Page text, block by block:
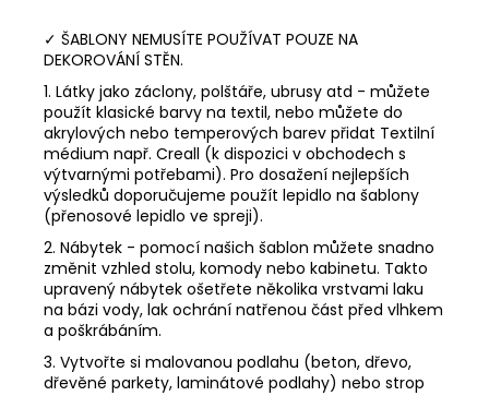
✓ ŠABLONY NEMUSÍTE POUŽÍVAT POUZE NA
DEKOROVÁNÍ STĚN.
1. Látky jako záclony, polštáře, ubrusy atd - můžete
použít klasické barvy na textil, nebo můžete do
akrylových nebo temperových barev přidat Textilní
médium např. Creall (k dispozici v obchodech s
výtvarnými potřebami). Pro dosažení nejlepších
výsledků doporučujeme použít lepidlo na šablony
(přenosové lepidlo ve spreji).
2. Nábytek - pomocí našich šablon můžete snadno
změnit vzhled stolu, komody nebo kabinetu. Takto
upravený nábytek ošetřete několika vrstvami laku
na bázi vody, lak ochrání natřenou část před vlhkem
a poškrábáním.
3. Vytvořte si malovanou podlahu (beton, dřevo,
dřevěné parkety, laminátové podlahy) nebo strop